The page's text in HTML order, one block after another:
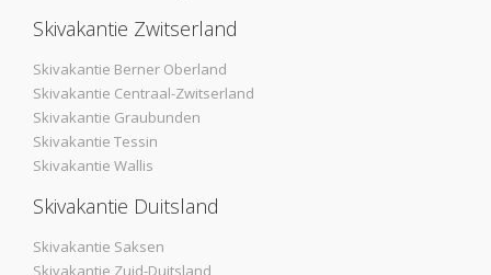
Skivakantie Zwitserland
Skivakantie Berner Oberland
Skivakantie Centraal-Zwitserland
Skivakantie Graubunden
Skivakantie Tessin
Skivakantie Wallis
Skivakantie Duitsland
Skivakantie Saksen
Skivakantie Zuid-Duitsland